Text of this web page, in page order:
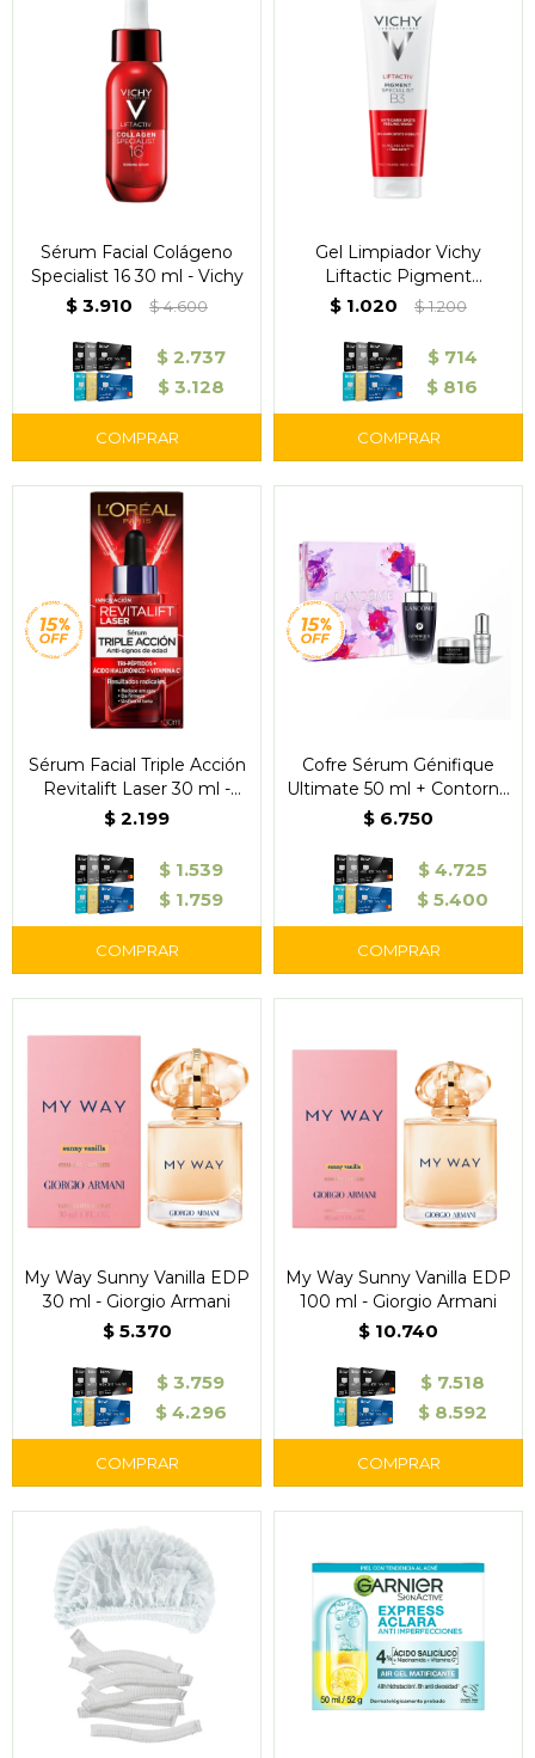
Sérum Facial Colágeno
Specialist 16 30 ml - Vichy
$ 3.910 $4.600
$ 2.737
$ 3.128
Gel Limpiador Vichy
Liftactic Pigment
Specialist B3 125 ml
$ 1.020 $1.200
$ 714
$ 816
Sérum Facial Triple Acción
Revitalift Laser 30 ml -
L'Oréal
$ 2.199
$ 1.539
$ 1.759
Cofre Sérum Génifique
Ultimate 50 ml + Contorno
Ojos 5 ml + Light Pearl 5
$ 6.750
$ 4.725
$ 5.400
My Way Sunny Vanilla EDP
30 ml - Giorgio Armani
$ 5.370
$ 3.759
$ 4.296
My Way Sunny Vanilla EDP
100 ml - Giorgio Armani
$ 10.740
$ 7.518
$ 8.592